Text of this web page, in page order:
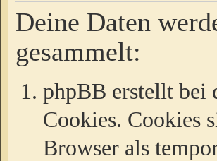
Deine Daten
gesammelt:
phpBB erstellt bei
Cookies. Cookies
Browser als